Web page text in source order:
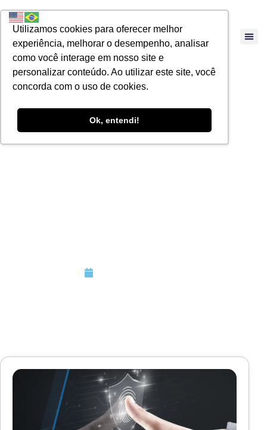
Utilizamos cookies para oferecer melhor
experiência, melhorar o desempenho, analisar
como você interage em nosso site e
personalizar conteúdo. Ao utilizar este site, você
concorda com o uso de cookies.
Ok, entendi!